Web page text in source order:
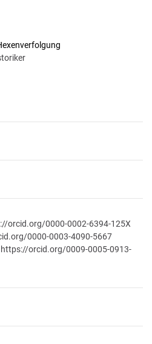
orcid.org/0000-0002-6394-125X
0000-0003-4090-5667
https://orcid.org/0009-0005-0913-